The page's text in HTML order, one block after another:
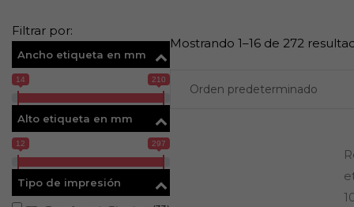
Filtrar por:
Ancho etiqueta en mm
14 210
Alto etiqueta en mm
12 297
Tipo de impresión
Mostrando 1–16 de 272